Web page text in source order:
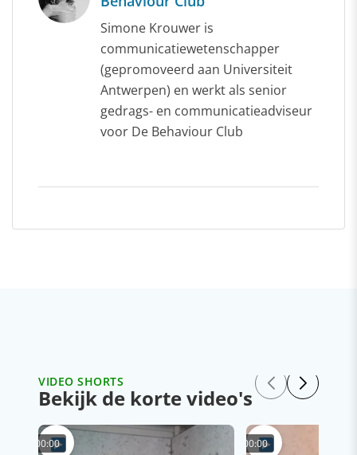
Simone Krouwer is
communicatiewetenschapper
(gepromoveerd aan Universiteit
Antwerpen) en werkt als senior
gedrags- en communicatieadviseur
voor De Behaviour Club
VIDEO SHORTS
Bekijk de korte video's
00:00 00:00